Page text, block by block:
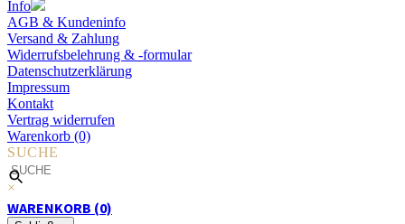
Info
AGB & Kundeninfo
Versand & Zahlung
Widerrufsbelehrung & -formular
Datenschutzerklärung
Impressum
Kontakt
Vertrag widerrufen
Warenkorb (0)
SUCHE
×
WARENKORB (0)